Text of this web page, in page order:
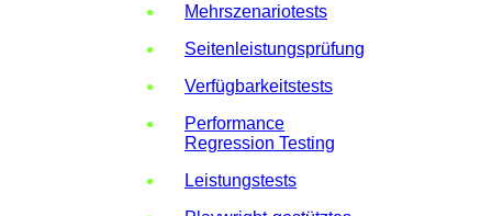
Mehrszenariotests
Seitenleistungsprüfung
Verfügbarkeitstests
Performance
Regression Testing
Leistungstests